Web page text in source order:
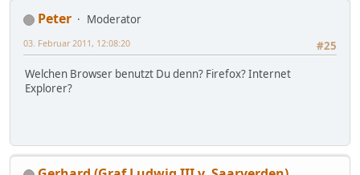
Peter
Moderator
#25
03. Februar 2011, 12:08:20
Welchen Browser benutzt Du denn? Firefox? Internet
Explorer?